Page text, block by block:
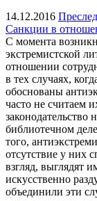
14.12.2016
Санкции в
С момента
экстремистской
отношении
в тех случаях,
обоснованы
часто не считаем
законодательство
библиотечном
того,
отсутствие у них
взгляд, выглядят
искусственно
объединили эти